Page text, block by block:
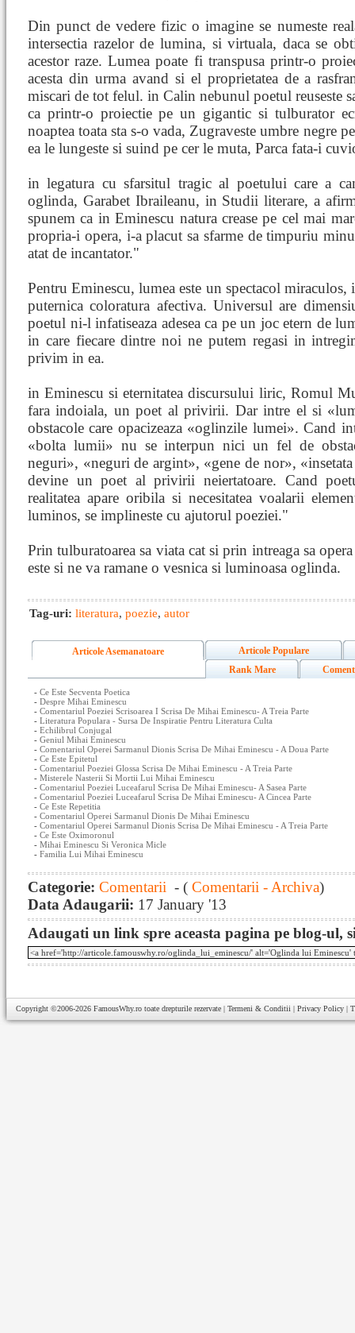
Din punct de vedere fizic o imagine se numeste
intersectia razelor de lumina, si virtuala, daca se
acestor raze. Lumea poate fi transpusa printr-o
acesta din urma avand si el proprietatea de a
miscari de tot felul. in Calin nebunul poetul reuseste
ca printr-o proiectie pe un gigantic si tulburator
noaptea toata sta s-o vada, Zugraveste umbre negre
ea le lungeste si suind pe cer le muta, Parca fata-i
in legatura cu sfarsitul tragic al poetului care a
oglinda, Garabet Ibraileanu, in Studii literare, a
spunem ca in Eminescu natura crease pe cel mai
propria-i opera, i-a placut sa sfarme de timpuriu
atat de incantator."
Pentru Eminescu, lumea este un spectacol
puternica coloratura afectiva. Universul are
poetul ni-l infatiseaza adesea ca pe un joc etern de
in care fiecare dintre noi ne putem regasi in
privim in ea.
in Eminescu si eternitatea discursului liric, Romul
fara indoiala, un poet al privirii. Dar intre el si
obstacole care opacizeaza «oglinzile lumei». Cand
«bolta lumii» nu se interpun nici un fel de
neguri», «neguri de argint», «gene de nor»,
devine un poet al privirii neiertatoare. Cand
realitatea apare oribila si necesitatea voalarii
luminos, se implineste cu ajutorul poeziei."
Prin tulburatoarea sa viata cat si prin intreaga sa
este si ne va ramane o vesnica si luminoasa oglinda.
Tag-uri: literatura, poezie, autor
Articole Asemanatoare
Articole Populare
Rank Mare
- Ce Este Secventa Poetica
- Despre Mihai Eminescu
- Comentariul Poeziei Scrisoarea I Scrisa De Mihai Eminescu- A Treia Parte
- Literatura Populara - Sursa De Inspiratie Pentru Literatura Culta
- Echilibrul Conjugal
- Geniul Mihai Eminescu
- Comentariul Operei Sarmanul Dionis Scrisa De Mihai Eminescu - A Doua Parte
- Ce Este Epitetul
- Comentariul Poeziei Glossa Scrisa De Mihai Eminescu - A Treia Parte
- Misterele Nasterii Si Mortii Lui Mihai Eminescu
- Comentariul Poeziei Luceafarul Scrisa De Mihai Eminescu- A Sasea Parte
- Comentariul Poeziei Luceafarul Scrisa De Mihai Eminescu- A Cincea Parte
- Ce Este Repetitia
- Comentariul Operei Sarmanul Dionis De Mihai Eminescu
- Comentariul Operei Sarmanul Dionis Scrisa De Mihai Eminescu - A Treia Parte
- Ce Este Oximoronul
- Mihai Eminescu Si Veronica Micle
- Familia Lui Mihai Eminescu
Categorie: Comentarii - ( Comentarii - Archiva)
Data Adaugarii: 17 January '13
Adaugati un link spre aceasta pagina pe blog-ul,
Copyright ©2006-2026 FamousWhy.ro toate drepturile rezervate | Termeni & Conditii | Privacy Policy |